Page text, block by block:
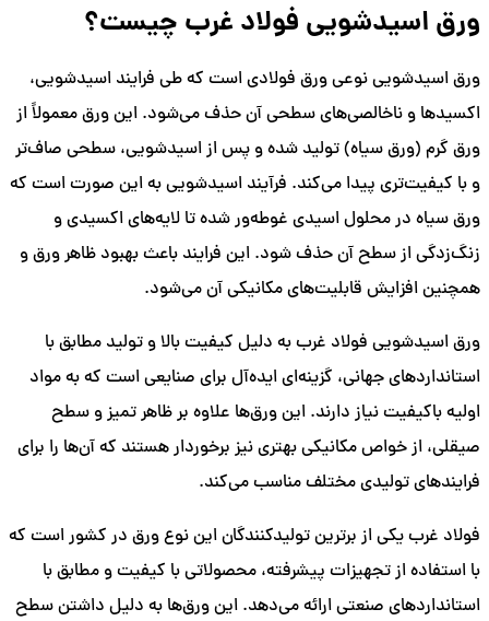
ورق اسیدشویی فولاد غرب چیست؟
ورق اسیدشویی نوعی ورق فولادی است که طی فرایند اسیدشویی،
اکسیدها و ناخالصی‌های سطحی آن حذف می‌شود. این ورق معمولاً از
ورق گرم (ورق سیاه) تولید شده و پس از اسیدشویی، سطحی صاف‌تر
و با کیفیت‌تری پیدا می‌کند. فرآیند اسیدشویی به این صورت است که
ورق سیاه در محلول اسیدی غوطه‌ور شده تا لایه‌های اکسیدی و
زنگ‌زدگی از سطح آن حذف شود. این فرایند باعث بهبود ظاهر ورق و
همچنین افزایش قابلیت‌های مکانیکی آن می‌شود.
ورق اسیدشویی فولاد غرب به دلیل کیفیت بالا و تولید مطابق با
استانداردهای جهانی، گزینه‌ای ایده‌آل برای صنایعی است که به مواد
اولیه باکیفیت نیاز دارند. این ورق‌ها علاوه بر ظاهر تمیز و سطح
صیقلی، از خواص مکانیکی بهتری نیز برخوردار هستند که آن‌ها را برای
فرایندهای تولیدی مختلف مناسب می‌کند.
فولاد غرب یکی از برترین تولیدکنندگان این نوع ورق در کشور است که
با استفاده از تجهیزات پیشرفته، محصولاتی با کیفیت و مطابق با
استانداردهای صنعتی ارائه می‌دهد. این ورق‌ها به دلیل داشتن سطح